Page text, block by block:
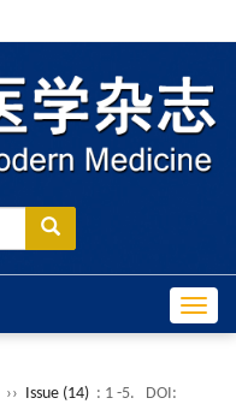
›› Issue (14) : 1 -5.
DOI: